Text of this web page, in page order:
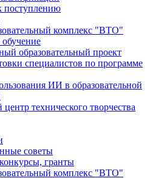
поступлению
комплекс "ВТО"
образовательный проект
специалистов по программе
ИИ в образовательной
технического творчества
советы
гранты
комплекс "ВТО"